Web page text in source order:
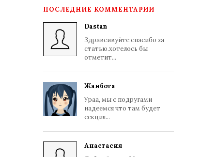
ПОСЛЕДНИЕ КОММЕНТАРИИ
Dastan
Здравсивуйте спасибо за
статью.хотелось бы
отметит...
Жанбота
Ураа, мы с подругами
надеемся что там будет
секция...
Анастасия